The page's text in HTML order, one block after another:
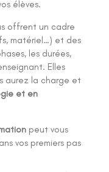
élèves.
offrent un cadre
matériel…) et des
les durées,
Elles
aurez la charge et
et en
peut vous
vos premiers pas